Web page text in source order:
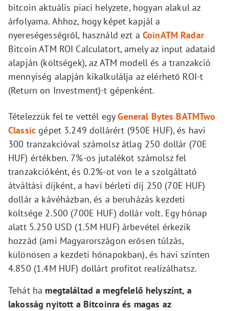
bitcoin aktuális piaci helyzete, hogyan alakul az
árfolyama. Ahhoz, hogy képet kapjál a
nyereségességről, használd ezt a CoinATM Radar
Bitcoin ATM ROI Calculatort, amely az input adataid
alapján (költségek), az ATM modell és a tranzakció
mennyiség alapján kikalkulálja az elérhető ROI-t
(Return on Investment)-t gépenként.
Tételezzük fel te vettél egyGeneral Bytes BATMTwo
Classic gépet 3.249 dollárért (950E HUF), és havi
300 tranzakcióval számolsz átlag 250 dollár (70E
HUF) értékben. 7%-os jutalékot számolsz fel
tranzakcióként, és 0.2%-ot von le a szolgáltató
átváltási díjként, a havi bérleti díj 250 (70E HUF)
dollár a kávéházban, és a beruházás kezdeti
költsége 2.500 (700E HUF) dollár volt. Egy hónap
alatt 5.250 USD (1.5M HUF) árbevétel érkezik
hozzád (ami Magyarországon erősen túlzás,
különösen a kezdeti hónapokban), és havi szinten
4.850 (1.4M HUF) dollárt profitot realizálhatsz.
Tehát ha megtaláltad a megfelelő helyszínt, a
lakosság nyitott a Bitcoinra és magas az